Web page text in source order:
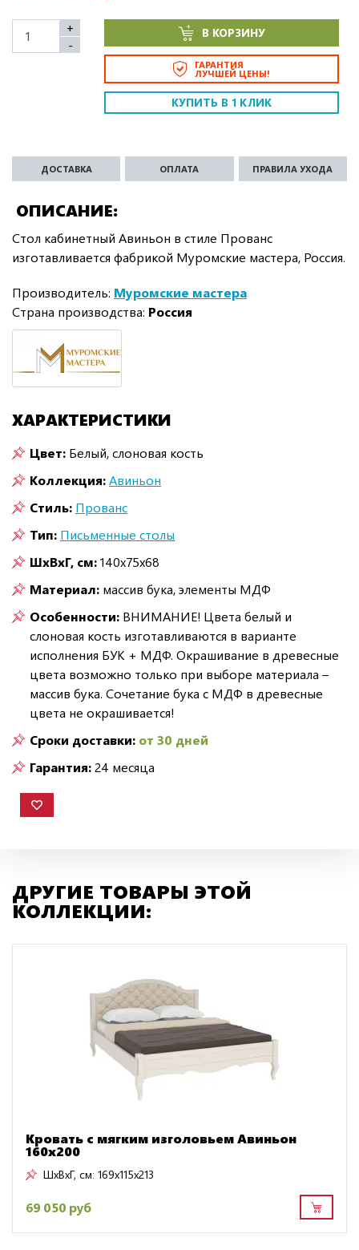
+
-
В КОРЗИНУ
ГАРАНТИЯ
ЛУЧШЕЙ ЦЕНЫ!
КУПИТЬ В 1 КЛИК
ОПИСАНИЕ
ДОСТАВКА ОПЛАТА ПРАВИЛА УХОДА
Стол кабинетный Авиньон в стиле Прованс
изготавливается фабрикой Муромские мастера, Россия.
Производитель: Муромские мастера
Страна производства: Россия
ХАРАКТЕРИСТИКИ
Цвет: Белый, слоновая кость
Коллекция:Авиньон
Стиль: Прованс
Тип: Письменные столы
ШxВxГ, см:140x75x68
Материал: массив бука, элементы МДФ
Особенности: ВНИМАНИЕ! Цвета белый и
слоновая кость изготавливаются в варианте
исполнения БУК + МДФ. Окрашивание в древесные
цвета возможно только при выборе материала –
массив бука. Сочетание бука с МДФ в древесные
цвета не окрашивается!
Сроки доставки: от 30 дней
Гарантия:24 месяца
ДРУГИЕ ТОВАРЫ ЭТОЙ
КОЛЛЕКЦИИ:
Кровать с мягким изголовьем Авиньон
160х200
ШxВxГ, см: 169x115x213
69 050 руб